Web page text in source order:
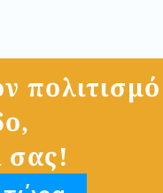
πολιτισμό
σας!